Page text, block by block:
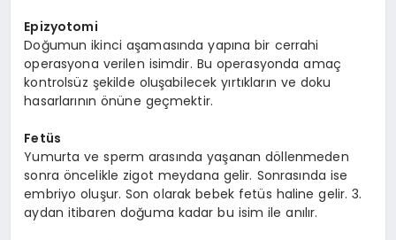
Epizyotomi
Doğumun ikinci aşamasında yapına bir cerrahi
operasyona verilen isimdir. Bu operasyonda amaç
kontrolsüz şekilde oluşabilecek yırtıkların ve doku
hasarlarının önüne geçmektir.
Fetüs
Yumurta ve sperm arasında yaşanan döllenmeden
sonra öncelikle zigot meydana gelir. Sonrasında ise
embriyo oluşur. Son olarak bebek fetüs haline gelir. 3.
aydan itibaren doğuma kadar bu isim ile anılır.